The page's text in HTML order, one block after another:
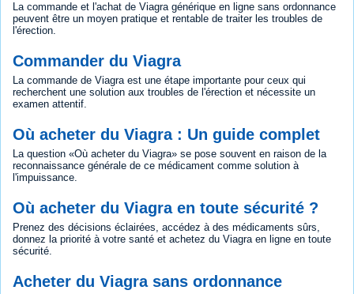
La commande et l'achat de Viagra générique en ligne sans ordonnance
peuvent être un moyen pratique et rentable de traiter les troubles de
l'érection.
Commander du Viagra
La commande de Viagra est une étape importante pour ceux qui
recherchent une solution aux troubles de l'érection et nécessite un
examen attentif.
Où acheter du Viagra : Un guide complet
La question «Où acheter du Viagra» se pose souvent en raison de la
reconnaissance générale de ce médicament comme solution à
l'impuissance.
Où acheter du Viagra en toute sécurité ?
Prenez des décisions éclairées, accédez à des médicaments sûrs,
donnez la priorité à votre santé et achetez du Viagra en ligne en toute
sécurité.
Acheter du Viagra sans ordonnance